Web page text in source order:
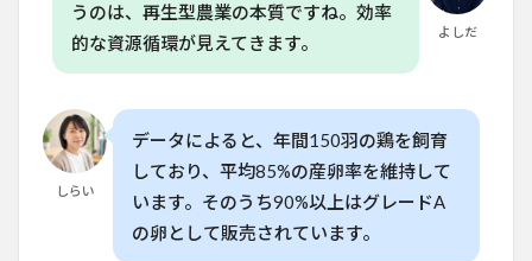
費量
はど
です
か？
6.4
Q. 移
よしだ
うのは、再生型農業の本質ですね。効率
的な資源循環が見えてきます。
しらい
データによると、年間150羽の鶏を飼育
しており、平均85%の産卵率を維持して
います。そのうち90%以上はグレードA
の卵として販売されています。